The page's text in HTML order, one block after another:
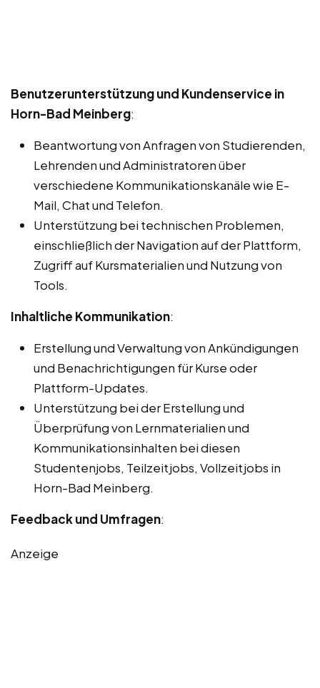
Benutzerunterstützung und Kundenservice in
Horn-Bad Meinberg:
Beantwortung von Anfragen von Studierenden,
Lehrenden und Administratoren über
verschiedene Kommunikationskanäle wie E-
Mail, Chat und Telefon.
Unterstützung bei technischen Problemen,
einschließlich der Navigation auf der Plattform,
Zugriff auf Kursmaterialien und Nutzung von
Tools.
Inhaltliche Kommunikation:
Erstellung und Verwaltung von Ankündigungen
und Benachrichtigungen für Kurse oder
Plattform-Updates.
Unterstützung bei der Erstellung und
Überprüfung von Lernmaterialien und
Kommunikationsinhalten bei diesen
Studentenjobs, Teilzeitjobs, Vollzeitjobs in
Horn-Bad Meinberg.
Feedback und Umfragen:
Anzeige